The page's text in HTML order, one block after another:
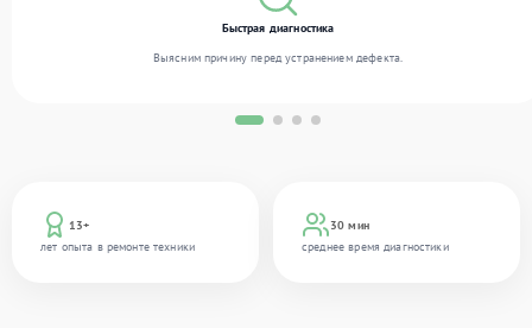
13+
лет опыта в ремонте техники
30 мин
среднее время диагностики
Быстрая диагностика
Выясним причину перед устранением дефекта.